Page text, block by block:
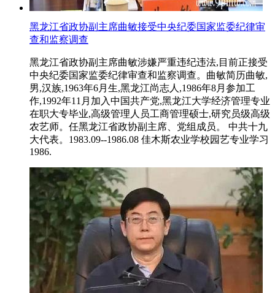
黑龙江省政协副主席曲敏接受中央纪委国家监委纪律审
查和监察调查
黑龙江省政协副主席曲敏涉嫌严重违纪违法,目前正接受
中央纪委国家监委纪律审查和监察调查。曲敏简历曲敏,
男,汉族,1963年6月生,黑龙江尚志人,1986年8月参加工
作,1992年11月加入中国共产党,黑龙江大学经济管理专业
在职大专毕业,高级管理人员工商管理硕士,研究员级高级
农艺师。任黑龙江省政协副主席、党组成员。 中共十九
大代表。1983.09--1986.08 佳木斯农业学校园艺专业学习
1986.